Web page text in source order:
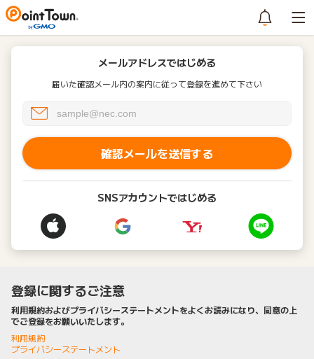
メールアドレスではじめる
届いた確認メール内の案内に従って登録を進めて下さい
確認メールを送信する
SNSアカウントではじめる
登録に関するご注意
利用規約およびプライバシーステートメントをよくお読みになり、同意の上
でご登録をお願いいたします。
利用規約
プライバシーステートメント